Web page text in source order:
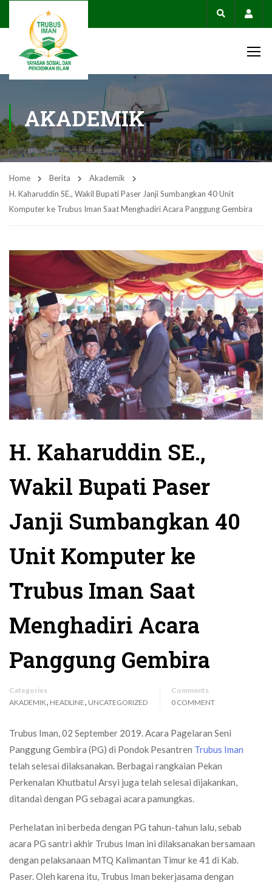
AKADEMIK
Home Berita
Akademik
H. Kaharuddin SE., Wakil Bupati Paser Janji Sumbangkan 40 Unit
Komputer ke Trubus Iman Saat Menghadiri Acara Panggung Gembira
H. Kaharuddin SE.,
Wakil Bupati Paser
Janji Sumbangkan 40
Unit Komputer ke
Trubus Iman Saat
Menghadiri Acara
Panggung Gembira
Categories
AKADEMIK, HEADLINE, UNCATEGORIZED
Comments
0 COMMENT
Trubus Iman, 02 September 2019. Acara Pagelaran Seni
Panggung Gembira (PG) di Pondok Pesantren Trubus Iman
telah selesai dilaksanakan. Berbagai rangkaian Pekan
Perkenalan Khutbatul Arsyi juga telah selesai dijakankan,
ditandai dengan PG sebagai acara pamungkas.
Perhelatan ini berbeda dengan PG tahun-tahun lalu, sebab
acara PG santri akhir Trubus Iman ini dilaksanakan bersamaan
dengan pelaksanaan MTQ Kalimantan Timur ke 41 di Kab.
Paser. Oleh karena itu, Trubus Iman bekerjasama dengan